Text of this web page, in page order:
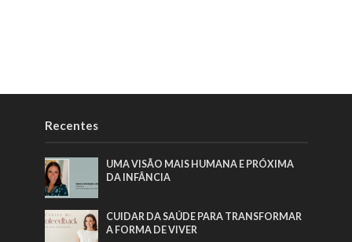
Recentes
UMA VISÃO MAIS HUMANA E PRÓXIMA
DA INFÂNCIA
CUIDAR DA SAÚDE PARA TRANSFORMAR
A FORMA DE VIVER